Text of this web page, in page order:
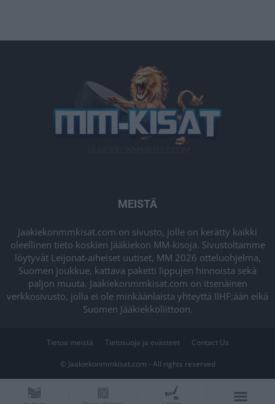
MEISTÄ
Jaakiekonmmkisat.com on sivusto, jolle on kerätty kaikki
oleellinen tieto koskien Jääkiekon MM-kisoja. Sivustoltamme
löytyvät Leijonat-aiheiset uutiset, MM 2026 otteluohjelma,
Suomen joukkue, kattava paketti lippujen hinnoista sekä
paljon muuta. Jaakiekonmmkisat.com on itsenäinen
verkkosivusto, jolla ei ole minkäänlaista yhteyttä IIHF:ään eikä
Suomen Jääkiekkoliittoon.
Tietoa meistä Tietosuoja ja evästeet Contact Us
© Jaakiekonmmkisat.com - All rights reserved